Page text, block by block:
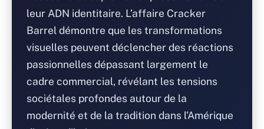
leur ADN identitaire. L’affaire Cracker
Barrel démontre que les transformations
visuelles peuvent déclencher des réactions
passionnelles dépassant largement le
cadre commercial, révélant les tensions
sociétales profondes autour de la
modernité et de la tradition dans l’Amérique